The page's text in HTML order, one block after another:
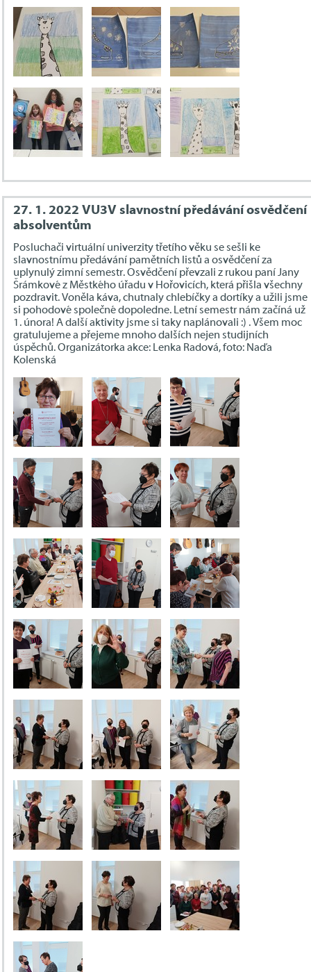
27. 1. 2022 VU3V slavnostní předávání osvědčení
absolventům
Posluchači virtuální univerzity třetího věku se sešli ke
slavnostnímu předávání pamětních listů a osvědčení za
uplynulý zimní semestr. Osvědčení převzali z rukou paní Jany
Šrámkové z Městkého úřadu v Hořovicích, která přišla všechny
pozdravit. Voněla káva, chutnaly chlebíčky a dortíky a užili jsme
si pohodové společné dopoledne. Letní semestr nám začíná už
1. února! A další aktivity jsme si taky naplánovali :) . Všem moc
gratulujeme a přejeme mnoho dalších nejen studijních
úspěchů. Organizátorka akce: Lenka Radová, foto: Naďa
Kolenská